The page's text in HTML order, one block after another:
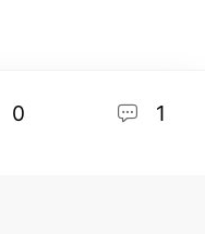
0 1